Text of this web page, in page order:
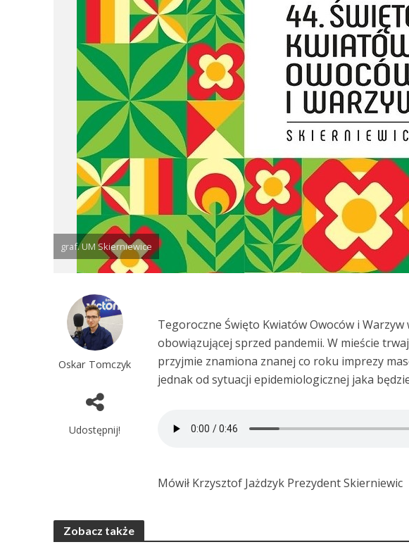
graf. UM Skierniewice
Oskar Tomczyk
Udostępnij!
Tegoroczne Święto Kwiatów Owoców i
obowiązującej sprzed pandemii. W mieście
przyjmie znamiona znanej co roku imprezy
jednak od sytuacji epidemiologicznej jaka
Mówił Krzysztof Jażdzyk Prezydent Skierniewic
Zobacz także